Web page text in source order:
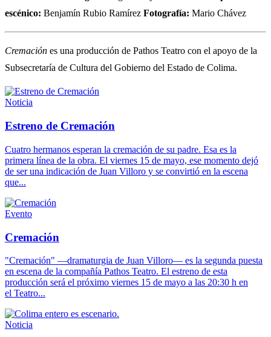
escénico: Benjamín Rubio Ramírez Fotografía: Mario Chávez
Cremación es una producción de Pathos Teatro con el apoyo de la
Subsecretaría de Cultura del Gobierno del Estado de Colima.
Noticia
Estreno de Cremación
Cuatro hermanos esperan la cremación de su padre. Esa es la
primera línea de la obra. El viernes 15 de mayo, ese momento dejó
de ser una indicación de Juan Villoro y se convirtió en la escena
que...
Evento
Cremación
"Cremación" —dramaturgia de Juan Villoro— es la segunda puesta
en escena de la compañía Pathos Teatro. El estreno de esta
producción será el próximo viernes 15 de mayo a las 20:30 h en
el Teatro...
Noticia